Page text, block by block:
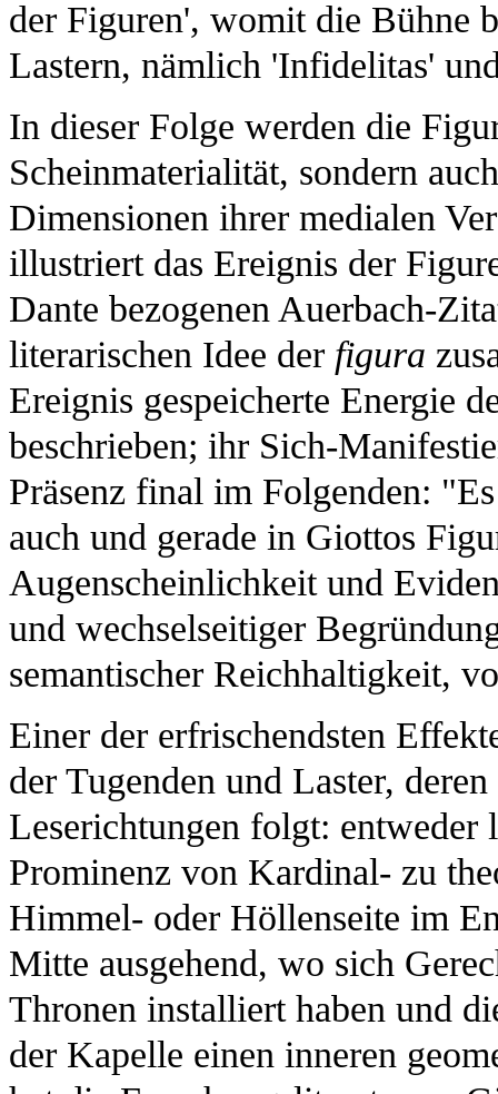
der Figuren', womit die Bühne
Lastern, nämlich 'Infidelitas'
In dieser Folge werden die
Scheinmaterialität, sondern
Dimensionen ihrer medialen
illustriert das Ereignis der
Dante bezogenen Auerbach-
literarischen Idee der figura
Ereignis gespeicherte Energie
beschrieben; ihr Sich-
Präsenz final im Folgenden:
auch und gerade in Giottos
Augenscheinlichkeit und
und wechselseitiger
semantischer Reichhaltigkeit,
Einer der erfrischendsten
der Tugenden und Laster,
Leserichtungen folgt: entweder
Prominenz von Kardinal- zu
Himmel- oder Höllenseite im
Mitte ausgehend, wo sich
Thronen installiert haben und
der Kapelle einen inneren